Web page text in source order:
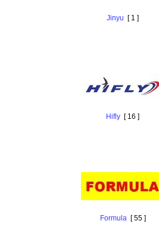
Jinyu [ 1 ]
Hifly [ 16 ]
Formula[ 55 ]